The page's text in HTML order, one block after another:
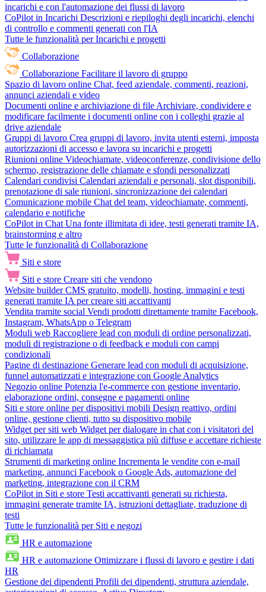
incarichi e con l'automazione dei flussi di lavoro
CoPilot in Incarichi Descrizioni e riepiloghi degli incarichi, elenchi
di controllo e commenti generati con l'IA
Tutte le funzionalità per Incarichi e progetti
Collaborazione
Collaborazione Facilitare il lavoro di gruppo
Spazio di lavoro online Chat, feed aziendale, commenti, reazioni,
annunci aziendali e video
Documenti online e archiviazione di file Archiviare, condividere e
modificare facilmente i documenti online con i colleghi grazie al
drive aziendale
Gruppi di lavoro Crea gruppi di lavoro, invita utenti esterni, imposta
autorizzazioni di accesso e lavora su incarichi e progetti
Riunioni online Videochiamate, videoconferenze, condivisione dello
schermo, registrazione delle chiamate e sfondi personalizzati
Calendari condivisi Calendari aziendali e personali, slot disponibili,
prenotazione di sale riunioni, sincronizzazione dei calendari
Comunicazione mobile Chat del team, videochiamate, commenti,
calendario e notifiche
CoPilot in Chat Una fonte illimitata di idee, testi generati tramite IA,
brainstorming e altro
Tutte le funzionalità di Collaborazione
Siti e store
Siti e store Creare siti che vendono
Website builder CMS gratuito, modelli, hosting, immagini e testi
generati tramite IA per creare siti accattivanti
Vendita tramite social Vendi prodotti direttamente tramite Facebook,
Instagram, WhatsApp o Telegram
Moduli web Raccogliere lead con moduli di ordine personalizzati,
moduli di registrazione o di feedback e moduli con campi
condizionali
Pagine di destinazione Generare lead con moduli di acquisizione,
funnel automatizzati e integrazione con Google Analytics
Negozio online Potenzia l'e-commerce con gestione inventario,
elaborazione ordini, consegne e pagamenti online
Siti e store online per dispositivi mobili Design reattivo, ordini
online, gestione clienti, tutto su dispositivo mobile
Widget per siti web Widget per dialogare in chat con i visitatori del
sito, utilizzare le app di messaggistica più diffuse e accettare richieste
di richiamata
Strumenti di marketing online Incrementa le vendite con e-mail
marketing, annunci Facebook o Google Ads, automazione del
marketing, integrazione con il CRM
CoPilot in Siti e store Testi accattivanti generati su richiesta,
immagini generate tramite IA, istruzioni dettagliate, traduzione di
testi
Tutte le funzionalità per Siti e negozi
HR e automazione
HR e automazione Ottimizzare i flussi di lavoro e gestire i dati
HR
Gestione dei dipendenti Profili dei dipendenti, struttura aziendale,